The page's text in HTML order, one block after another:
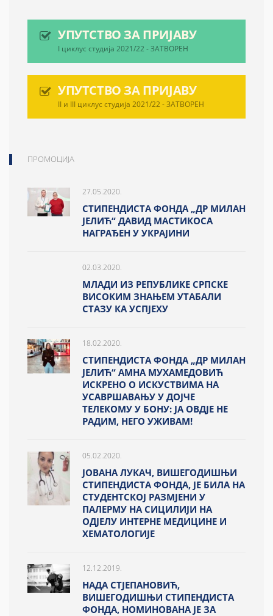
УПУТСТВО ЗА ПРИЈАВУ
I циклус студија 2021/22 - ЗАТВОРЕН
УПУТСТВО ЗА ПРИЈАВУ
II и III циклус студија 2021/22 - ЗАТВОРЕН
ПРОМОЦИЈА
27.05.2020.
СТИПЕНДИСТА ФОНДА „ДР МИЛАН
ЈЕЛИЋ“ ДАВИД МАСТИКОСА
НАГРАЂЕН У УКРАЈИНИ
02.03.2020.
МЛАДИ ИЗ РЕПУБЛИКЕ СРПСКЕ
ВИСОКИМ ЗНАЊЕМ УТАБАЛИ
СТАЗУ КА УСПЈЕХУ
18.02.2020.
СТИПЕНДИСТА ФОНДА „ДР МИЛАН
ЈЕЛИЋ“ АМНА МУХАМЕДОВИЋ
ИСКРЕНО О ИСКУСТВИМА НА
УСАВРШАВАЊУ У ДОЈЧЕ
ТЕЛЕКОМУ У БОНУ: ЈА ОВДЈЕ НЕ
РАДИМ, НЕГО УЖИВАМ!
05.02.2020.
ЈОВАНА ЛУКАЧ, ВИШЕГОДИШЊИ
СТИПЕНДИСТА ФОНДА, ЈЕ БИЛА НА
СТУДЕНТСКОЈ РАЗМЈЕНИ У
ПАЛЕРМУ НА СИЦИЛИЈИ НА
ОДЈЕЛУ ИНТЕРНЕ МЕДИЦИНЕ И
ХЕМАТОЛОГИЈЕ
12.12.2019.
НАДА СТЈЕПАНОВИЋ,
ВИШЕГОДИШЊИ СТИПЕНДИСТА
ФОНДА, НОМИНОВАНА ЈЕ ЗА